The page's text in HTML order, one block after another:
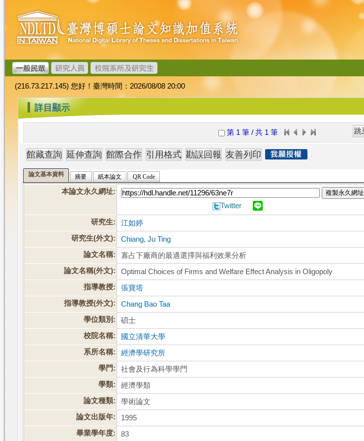
跳
到
主
要
內
容
臺
灣
博
碩
士
論
文
加
值
系
統
(216.73.217.145) 您好！臺灣時間：2026/08/08 20:00
::: 詳目顯示
第 1 筆 / 共 1 筆
論文基本資料 摘要 紙本論文 QR Code
本論文永久網址: 複製永久網址
Twitter
研究生:
江如婷
研究生(外文):
Chiang, Ju Ting
論文名稱:
寡占下廠商的最適選擇與福利效果分析
論文名稱(外文):
Optimal Choices of Firms and Welfare Effect Analysis in Oligopoly
指導教授:
張寶塔
指導教授(外文):
Chang Bao Taa
學位類別:
碩士
校院名稱:
國立清華大學
系所名稱:
經濟學研究所
學門:
社會及行為科學學門
學類:
經濟學類
論文種類:
學術論文
論文出版年:
1995
畢業學年度:
83